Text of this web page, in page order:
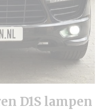
D1S lampen